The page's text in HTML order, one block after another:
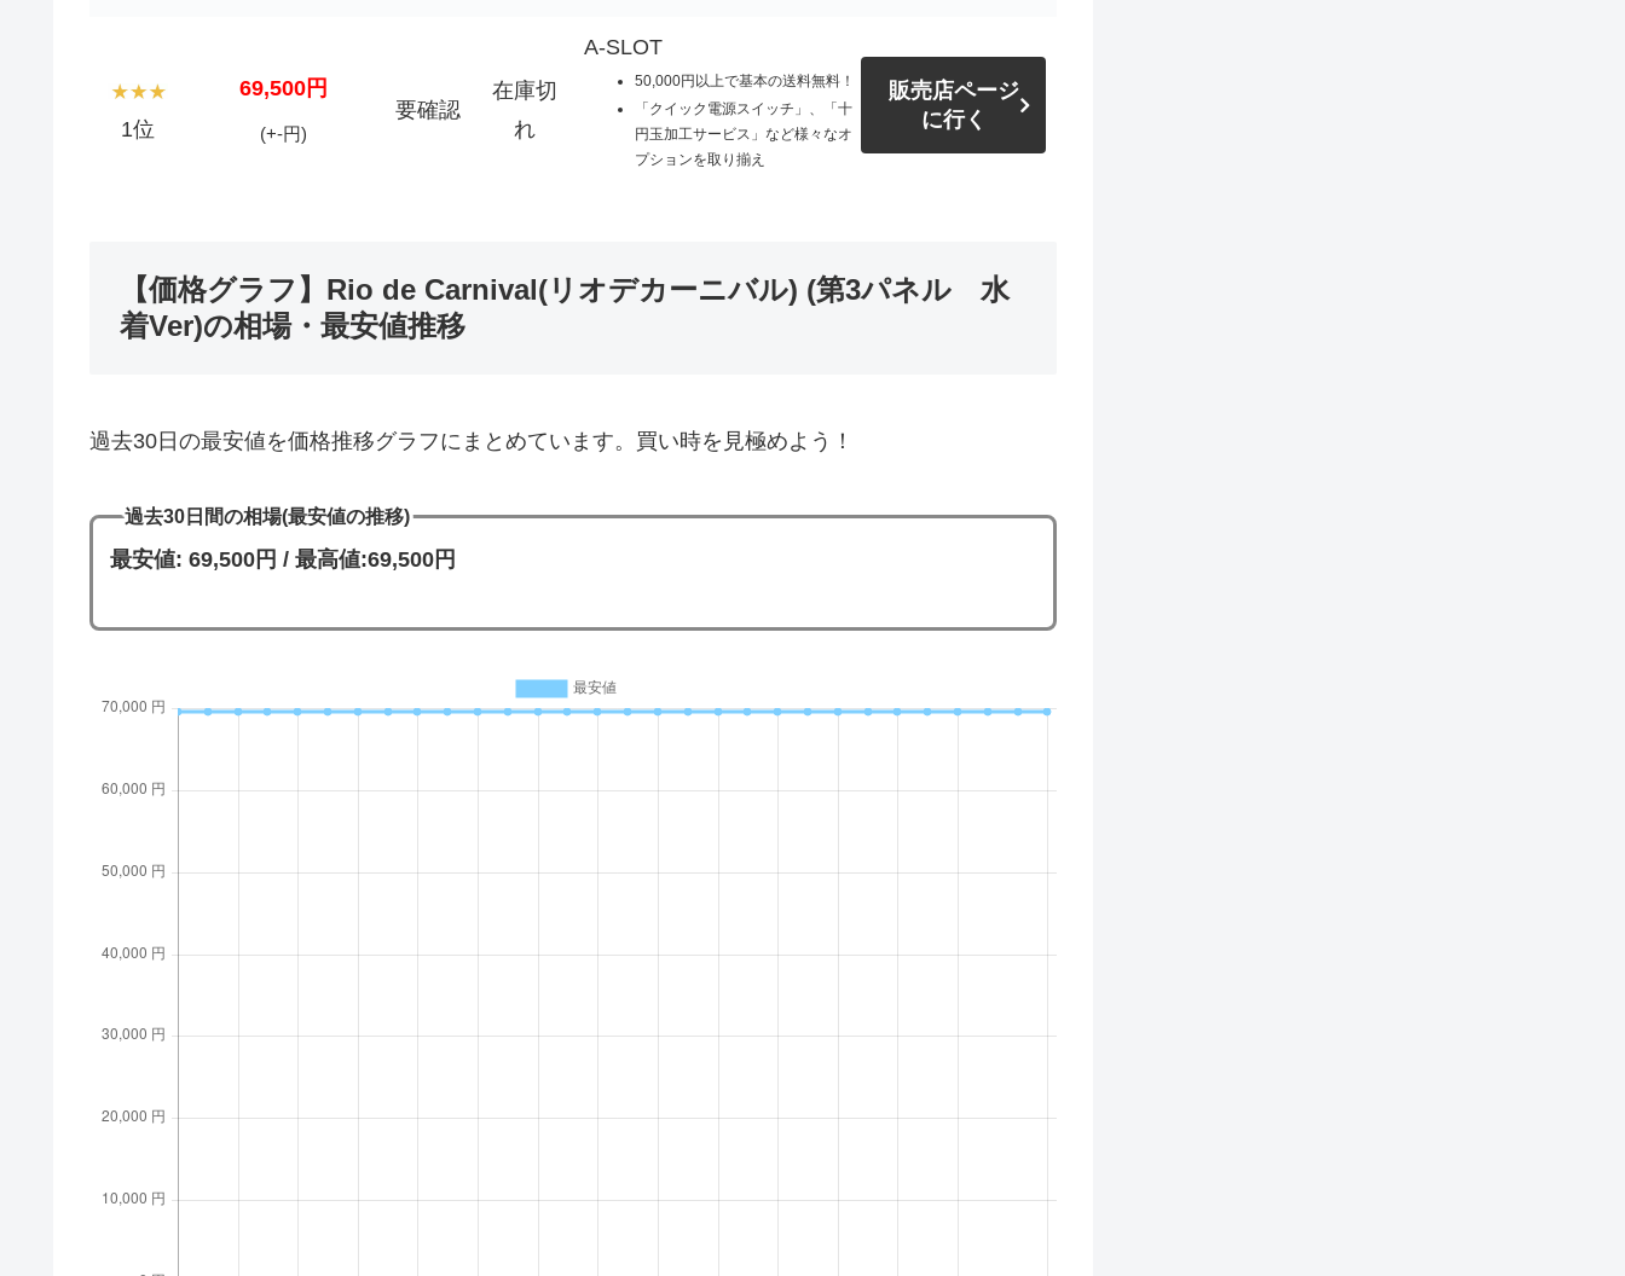
1位
69,500円
(+-円)
要確認
在庫切
れ
A-SLOT
50,000円以上で基本の送料無料！
「クイック電源スイッチ」、「十
円玉加工サービス」など様々なオ
プションを取り揃え
販売店ページ
に行く
【価格グラフ】Rio de Carnival(リオデカーニバル) (第3パネル 水
着Ver)の相場・最安値推移
過去30日の最安値を価格推移グラフにまとめています。買い時を見極めよう！
過去30日間の相場(最安値の推移)
最安値: 69,500円 / 最高値:69,500円